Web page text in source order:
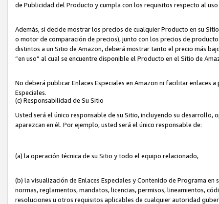
de Publicidad del Producto y cumpla con los requisitos respecto al uso
Además, si decide mostrar los precios de cualquier Producto en su
o motor de comparación de precios), junto con los precios de
distintos a un Sitio de Amazon, deberá mostrar tanto el precio más
“en uso” al cual se encuentre disponible el Producto en el Sitio de
No deberá publicar Enlaces Especiales en Amazon ni facilitar enlaces
Especiales.
(c) Responsabilidad de Su Sitio
Usted será el único responsable de su Sitio, incluyendo su
aparezcan en él. Por ejemplo, usted será el único responsable de:
(a) la operación técnica de su Sitio y todo el equipo relacionado,
(b) la visualización de Enlaces Especiales y Contenido de Programa
normas, reglamentos, mandatos, licencias, permisos, lineamientos,
resoluciones u otros requisitos aplicables de cualquier autoridad